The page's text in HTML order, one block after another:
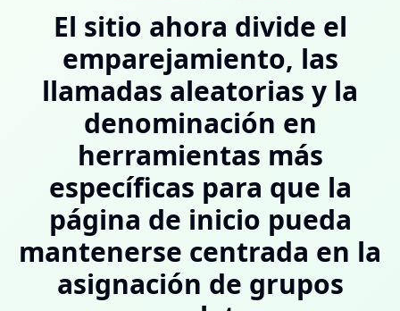
El sitio ahora divide el
emparejamiento, las
llamadas aleatorias y la
denominación en
herramientas más
específicas para que la
página de inicio pueda
mantenerse centrada en la
asignación de grupos